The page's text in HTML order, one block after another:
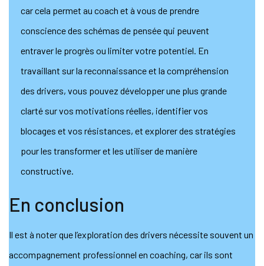
car cela permet au coach et à vous de prendre
conscience des schémas de pensée qui peuvent
entraver le progrès ou limiter votre potentiel. En
travaillant sur la reconnaissance et la compréhension
des drivers, vous pouvez développer une plus grande
clarté sur vos motivations réelles, identifier vos
blocages et vos résistances, et explorer des stratégies
pour les transformer et les utiliser de manière
constructive.
En conclusion
Il est à noter que l’exploration des drivers nécessite souvent un
accompagnement professionnel en coaching, car ils sont